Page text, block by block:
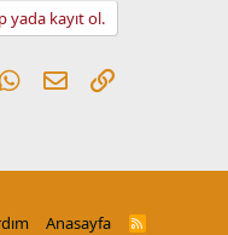
yada kayıt ol.
WhatsApp
E-postaLink
Anasayfa
R